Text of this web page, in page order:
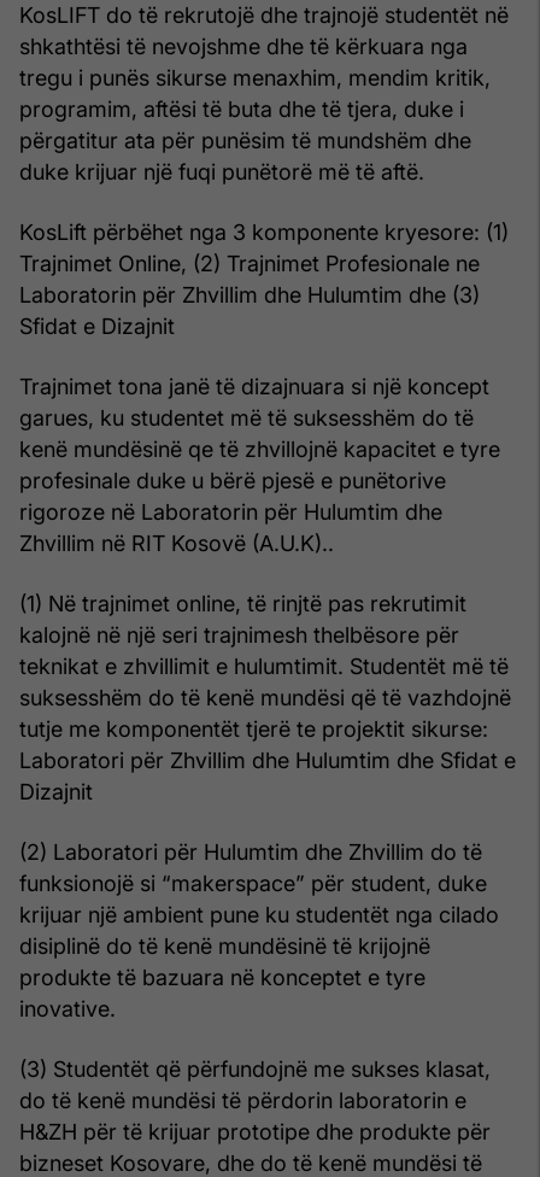
KosLIFT do të rekrutojë dhe trajnojë studentët në
shkathtësi të nevojshme dhe të kërkuara nga
tregu i punës sikurse menaxhim, mendim kritik,
programim, aftësi të buta dhe të tjera, duke i
përgatitur ata për punësim të mundshëm dhe
duke krijuar një fuqi punëtorë më të aftë.
KosLift përbëhet nga 3 komponente kryesore: (1)
Trajnimet Online, (2) Trajnimet Profesionale ne
Laboratorin për Zhvillim dhe Hulumtim dhe (3)
Sfidat e Dizajnit
Trajnimet tona janë të dizajnuara si një koncept
garues, ku studentet më të suksesshëm do të
kenë mundësinë qe të zhvillojnë kapacitet e tyre
profesinale duke u bërë pjesë e punëtorive
rigoroze në Laboratorin për Hulumtim dhe
Zhvillim në RIT Kosovë (A.U.K)..
(1) Në trajnimet online, të rinjtë pas rekrutimit
kalojnë në një seri trajnimesh thelbësore për
teknikat e zhvillimit e hulumtimit. Studentët më të
suksesshëm do të kenë mundësi që të vazhdojnë
tutje me komponentët tjerë te projektit sikurse:
Laboratori për Zhvillim dhe Hulumtim dhe Sfidat e
Dizajnit
(2) Laboratori për Hulumtim dhe Zhvillim do të
funksionojë si “makerspace” për student, duke
krijuar një ambient pune ku studentët nga cilado
disiplinë do të kenë mundësinë të krijojnë
produkte të bazuara në konceptet e tyre
inovative.
(3) Studentët që përfundojnë me sukses klasat,
do të kenë mundësi të përdorin laboratorin e
H&ZH për të krijuar prototipe dhe produkte për
bizneset Kosovare, dhe do të kenë mundësi të